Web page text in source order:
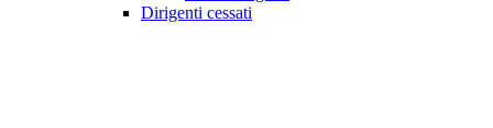
Dirigenti cessati